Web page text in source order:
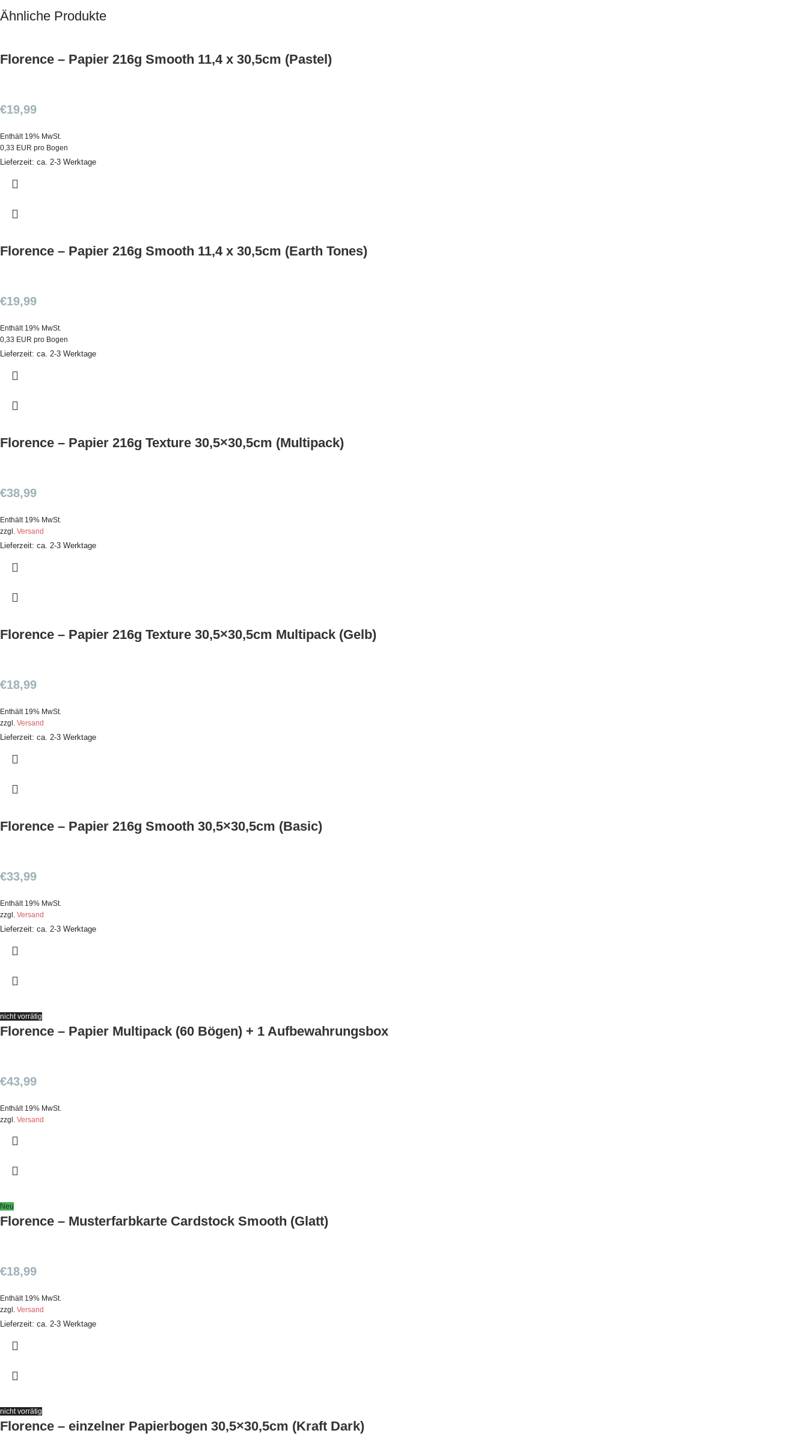
Ähnliche Produkte
Florence – Papier 216g Smooth 11,4 x 30,5cm (Pastel)
€19,99
Enthält 19% MwSt.
0,33 EUR pro Bogen
Lieferzeit: ca. 2-3 Werktage
Florence – Papier 216g Smooth 11,4 x 30,5cm (Earth Tones)
€19,99
Enthält 19% MwSt.
0,33 EUR pro Bogen
Lieferzeit: ca. 2-3 Werktage
Florence – Papier 216g Texture 30,5×30,5cm (Multipack)
€38,99
Enthält 19% MwSt.
zzgl. Versand
Lieferzeit: ca. 2-3 Werktage
Florence – Papier 216g Texture 30,5×30,5cm Multipack (Gelb)
€18,99
Enthält 19% MwSt.
zzgl. Versand
Lieferzeit: ca. 2-3 Werktage
Florence – Papier 216g Smooth 30,5×30,5cm (Basic)
€33,99
Enthält 19% MwSt.
zzgl. Versand
Lieferzeit: ca. 2-3 Werktage
nicht vorrätig
Florence – Papier Multipack (60 Bögen) + 1 Aufbewahrungsbox
€43,99
Enthält 19% MwSt.
zzgl. Versand
Neu
Florence – Musterfarbkarte Cardstock Smooth (Glatt)
€18,99
Enthält 19% MwSt.
zzgl. Versand
Lieferzeit: ca. 2-3 Werktage
nicht vorrätig
Florence – einzelner Papierbogen 30,5×30,5cm (Kraft Dark)